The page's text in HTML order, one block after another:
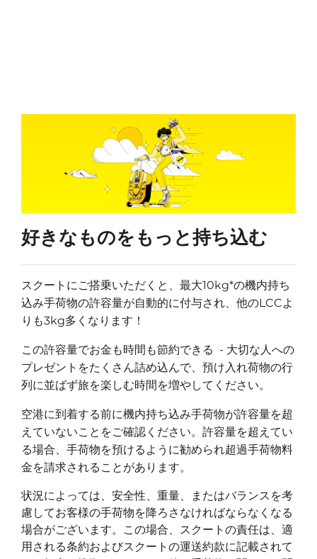
好きなものをもっと持ち込む
スクートにご搭乗いただくと、最大10kg*の機内持ち
込み手荷物の許容量が自動的に付与され、他のLCCよ
りも3kg多くなります！
この許容量でお金も時間も節約できる - 大切な人への
プレゼントをたくさん詰め込んで、預け入れ荷物の行
列に並ばず旅を楽しむ時間を増やしてください。
空港に到着する前に機内持ち込み手荷物が許容量を超
えていないことをご確認ください。許容量を超えてい
る場合、手荷物を預けるように勧められ超過手荷物料
金を請求されることがあります。
状況によっては、安全性、重量、またはバランスを考
慮してお客様の手荷物を降ろさなければならなくなる
場合がございます。この場合、スクートの責任は、適
用される条約およびスクートの運送約款に記載されて